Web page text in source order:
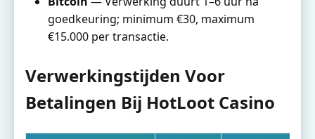
goedkeuring; minimum €30, maximum
€15.000 per transactie.
Verwerkingstijden Voor
Betalingen Bij HotLoot Casino